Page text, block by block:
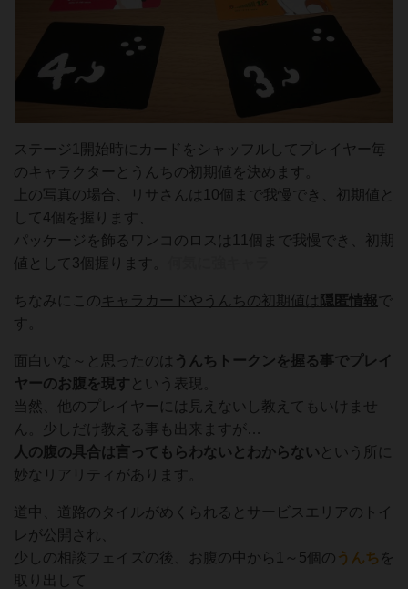
ステージ1開始時にカードをシャッフルしてプレイヤー毎
のキャラクターとうんちの初期値を決めます。
上の写真の場合、リサさんは10個まで我慢でき、初期値と
して4個を握ります、
パッケージを飾るワンコのロスは11個まで我慢でき、初期
値として3個握ります。
ちなみにこの キャラカードやうんちの初期値は 隠匿情報 で
す。
面白いな～と思ったのは うんちトークンを握る事でプレイ
ヤーのお腹を現す という表現。
当然、他のプレイヤーには見えないし教えてもいけませ
ん。少しだけ教える事も出来ますが…
人の腹の具合は言ってもらわないとわからない という所に
妙なリアリティがあります。
道中、道路のタイルがめくられるとサービスエリアのトイ
レが公開され、
少しの相談フェイズの後、お腹の中から1～5個の うんち を
取り出して